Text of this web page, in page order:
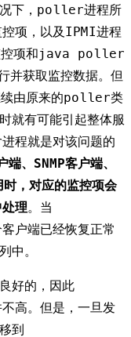
况下，poller进程所
项，以及IPMI进程
控项和java poller
并获取监控数据。但
续由原来的poller类
就有可能引起整体服
就是对该问题的
、SNMP客户端、
，对应的监控项会
理。当
端已经恢复正常
中。
好的，因此
。但是，一旦发
到